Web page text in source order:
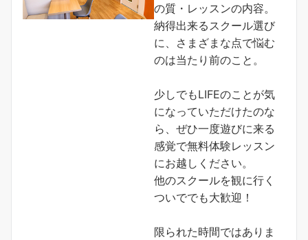
の質・レッスンの内容。
納得出来るスクール選び
に、さまざまな点で悩む
のは当たり前のこと。
少しでもLIFEのことが気
になっていただけたのな
ら、ぜひ一度遊びに来る
感覚で無料体験レッスン
にお越しください。
他のスクールを観に行く
ついででも大歓迎！
限られた時間ではありま